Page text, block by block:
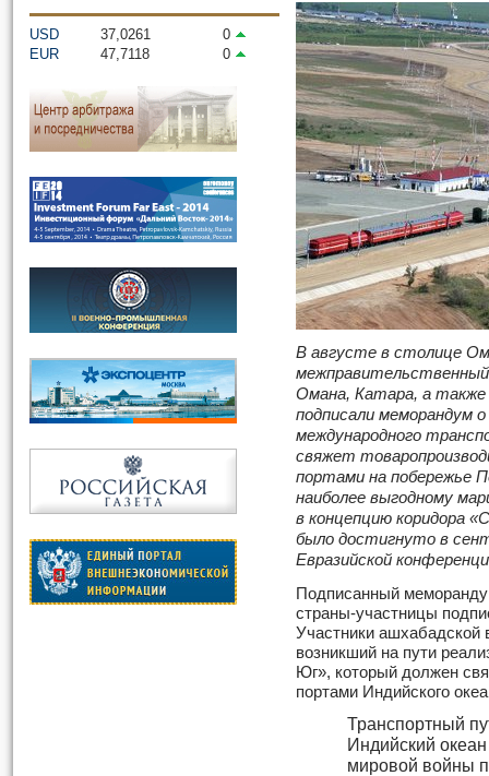
USD 37,0261
0
EUR
47,7118 0
В августе в столице
Омана, Катара, а также
подписали меморандум
международного
свяжет
портами на побережье
наиболее выгодному
в концепцию коридора
было достигнуто в
Евразийской
Подписанный
страны-участницы
Участники ашхабадской
возникший на пути
Юг», который должен
портами Индийского
Транспортный
Индийский
мировой войны